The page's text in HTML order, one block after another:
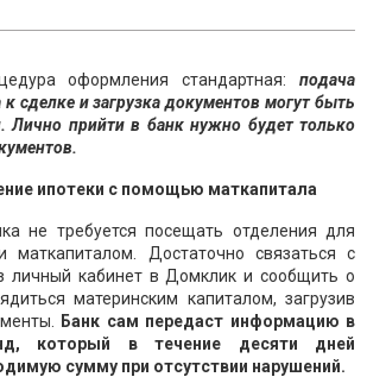
оформления стандартная: подача
к сделке и загрузка документов могут быть
Лично прийти в банк нужно будет только
ипотеки с помощью маткапитала
не требуется посещать отделения для
маткапиталом. Достаточно связаться с
личный кабинет в Домклик и сообщить о
материнским капиталом, загрузив
Банк сам передаст информацию в
который в течение десяти дней
сумму при отсутствии нарушений.